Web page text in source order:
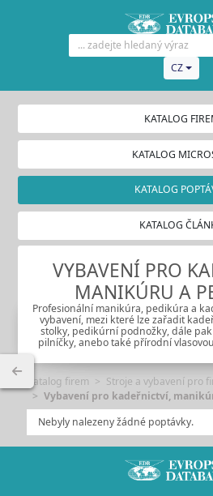
CZ
KATALOG
KATALOG
KATALOG
KATALOG
VYBAVENÍ PRO
MANIKÚRU A
Profesionální manikúra, pedikúra a
vybavení, mezi které lze zařadit
stolky, pedikúrní podnožky, dále
pilníčky, anebo také přírodní
Katalog firem Stroje a vybavení pro
Vybavení pro kadeřnictví,
Nebyly nalezeny žádné poptávky.